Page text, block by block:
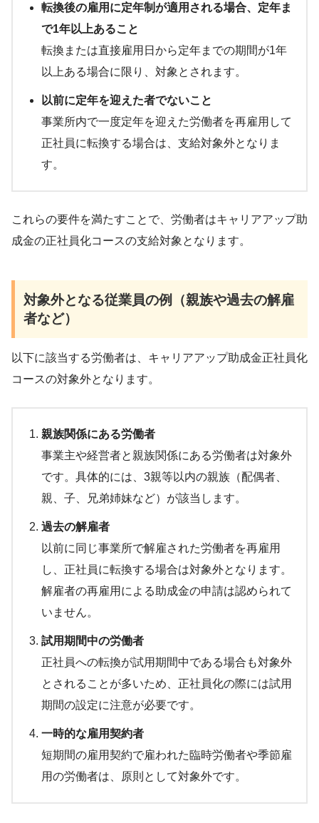
転換後の雇用に定年制が適用される場合、定年ま
で1年以上あること
転換または直接雇用日から定年までの期間が1年
以上ある場合に限り、対象とされます。
以前に定年を迎えた者でないこと
事業所内で一度定年を迎えた労働者を再雇用して
正社員に転換する場合は、支給対象外となりま
す。
これらの要件を満たすことで、労働者はキャリアアップ助
成金の正社員化コースの支給対象となります。
対象外となる従業員の例（親族や過去の解雇
者など）
以下に該当する労働者は、キャリアアップ助成金正社員化
コースの対象外となります。
親族関係にある労働者
事業主や経営者と親族関係にある労働者は対象外
です。具体的には、3親等以内の親族（配偶者、
親、子、兄弟姉妹など）が該当します。
過去の解雇者
以前に同じ事業所で解雇された労働者を再雇用
し、正社員に転換する場合は対象外となります。
解雇者の再雇用による助成金の申請は認められて
いません。
試用期間中の労働者
正社員への転換が試用期間中である場合も対象外
とされることが多いため、正社員化の際には試用
期間の設定に注意が必要です。
一時的な雇用契約者
短期間の雇用契約で雇われた臨時労働者や季節雇
用の労働者は、原則として対象外です。